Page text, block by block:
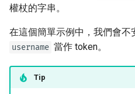
權杖的字串。
在這個簡單示例中，我們會不
username 當作 token。
Tip